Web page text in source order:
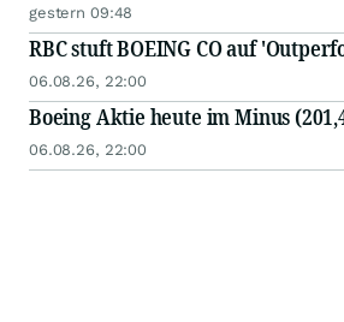
gestern 09:48
RBC stuft BOEING CO auf
06.08.26, 22:00
Boeing Aktie heute im Minus
06.08.26, 22:00